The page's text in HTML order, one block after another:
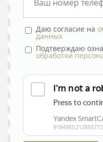
Даю согласие на
данных
Подтверждаю
обработки